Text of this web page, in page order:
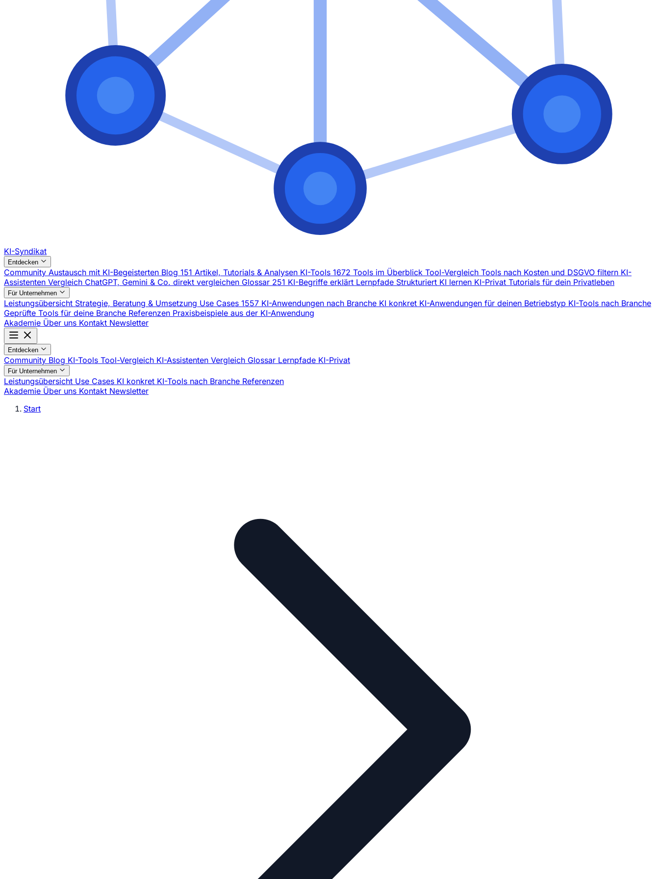
KI-Syndikat
Entdecken
Community Austausch mit KI-Begeisterten Blog 151 Artikel, Tutorials & Analysen KI-Tools 1672 Tools im Überblick Tool-Vergleich Tools nach Kosten und DSGVO filtern KI-
Assistenten Vergleich ChatGPT, Gemini & Co. direkt vergleichen Glossar 251 KI-Begriffe erklärt Lernpfade Strukturiert KI lernen KI-Privat Tutorials für dein Privatleben
Für Unternehmen
Leistungsübersicht Strategie, Beratung & Umsetzung Use Cases 1557 KI-Anwendungen nach Branche KI konkret KI-Anwendungen für deinen Betriebstyp KI-Tools nach Branche
Geprüfte Tools für deine Branche Referenzen Praxisbeispiele aus der KI-Anwendung
Akademie Über uns Kontakt Newsletter
Entdecken
Community Blog KI-Tools Tool-Vergleich KI-Assistenten Vergleich Glossar Lernpfade KI-Privat
Für Unternehmen
Leistungsübersicht Use Cases KI konkret KI-Tools nach Branche Referenzen
Akademie Über uns Kontakt Newsletter
Start